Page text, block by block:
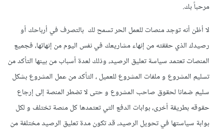
مرحباً بك.
لا أظن أنه توجد منصات للعمل الحر تسمح لك بالتصرف في أرباحك أو
رصيدك الذي حققته من إنهاء مشاريعك في نفس اليوم من إنهائها، فجميع
المنصات تعتمد سياسة تعليق الرصيد، وذلك لعدة أسباب من بينها التأكد من
تسليم المشروع و ملفات المشروع للعميل ، التأكد من عمل المشروع بشكل
سليم ضمانا لحقوق صاحب المشروع و حتى لا تضطر المنصة إلى إرجاع
حقوقه بطريقة أخرى، بوابات الدفع التي تعتمدها كل منصة تختلف و لكل
بوابة سياستها في تحويل الرصيد، قد تكون مدة تعليق الرصيد مختلفة من